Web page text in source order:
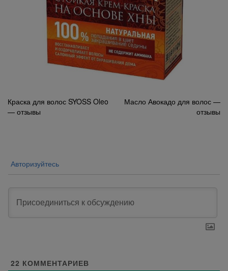
Навигация
по
Краска для волос SYOSS Oleo
— отзывы
Масло Авокадо для волос —
отзывы
Авторизуйтесь
22 КОММЕНТАРИЕВ